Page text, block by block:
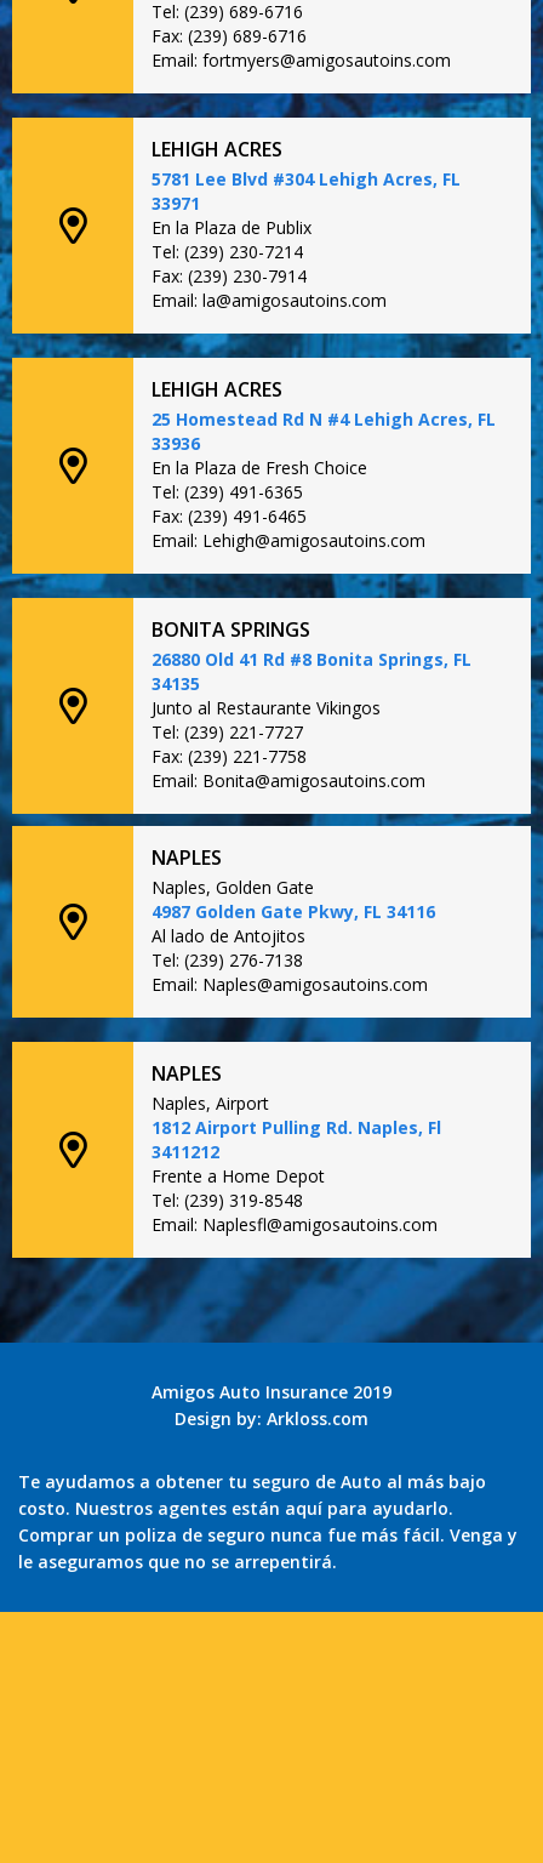
Tel: (239) 689-6716
Fax: (239) 689-6716
Email: fortmyers@amigosautoins.com
LEHIGH ACRES
5781 Lee Blvd #304 Lehigh Acres, FL
33971
En la Plaza de Publix
Tel: (239) 230-7214
Fax: (239) 230-7914
Email: la@amigosautoins.com
LEHIGH ACRES
25 Homestead Rd N #4 Lehigh Acres, FL
33936
En la Plaza de Fresh Choice
Tel: (239) 491-6365
Fax: (239) 491-6465
Email: Lehigh@amigosautoins.com
BONITA SPRINGS
26880 Old 41 Rd #8 Bonita Springs, FL
34135
Junto al Restaurante Vikingos
Tel: (239) 221-7727
Fax: (239) 221-7758
Email: Bonita@amigosautoins.com
NAPLES
Naples, Golden Gate
4987 Golden Gate Pkwy, FL 34116
Al lado de Antojitos
Tel: (239) 276-7138
Email: Naples@amigosautoins.com
NAPLES
Naples, Airport
1812 Airport Pulling Rd. Naples, Fl
3411212
Frente a Home Depot
Tel: (239) 319-8548
Email: Naplesfl@amigosautoins.com
Amigos Auto Insurance 2019
Design by: Arkloss.com
Te ayudamos a obtener tu seguro de Auto al más bajo
costo. Nuestros agentes están aquí para ayudarlo.
Comprar un poliza de seguro nunca fue más fácil. Venga y
le aseguramos que no se arrepentirá.